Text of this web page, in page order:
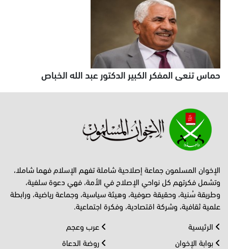
حماس تنعى المفكر الكبير الدكتور عبد الله الخباص
الإخوان المسلمون جماعة إصلاحية شاملة تفهم الإسلام فهما شاملا،
وتشمل فكرتهم كل نواحي الإصلاح في الأمة، فهي دعوة سلفية،
وطريقة سُنية، وحقيقة صوفية، وهيئة سياسية، وجماعة رياضية، ورابطة
علمية ثقافية، وشركة اقتصادية، وفكرة اجتماعية.
الرئيسية
بوابة الإخوان
عرب وعجم
روضة الدعاة